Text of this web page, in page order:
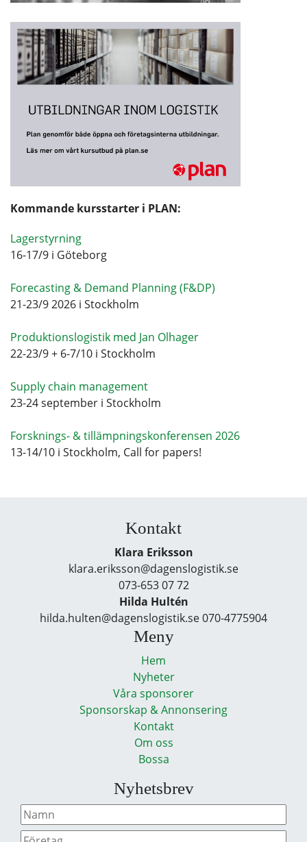
Kommande kursstarter i PLAN:
Lagerstyrning
16-17/9 i Göteborg
Forecasting & Demand Planning (F&DP)
21-23/9 2026 i Stockholm
Produktionslogistik med Jan Olhager
22-23/9 + 6-7/10 i Stockholm
Supply chain management
23-24 september i Stockholm
Forsknings- & tillämpningskonferensen 2026
13-14/10 i Stockholm, Call for papers!
Kontakt
Klara Eriksson
klara.eriksson@dagenslogistik.se
073-653 07 72
Hilda Hultén
hilda.hulten@dagenslogistik.se 070-4775904
Meny
Hem
Nyheter
Våra sponsorer
Sponsorskap & Annonsering
Kontakt
Om oss
Bossa
Nyhetsbrev